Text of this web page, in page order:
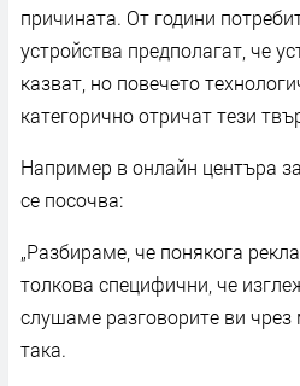
причината. От години
устройства предполагат, че
казват, но повечето
категорично отричат тези
Например в онлайн центъра
се посочва:
„Разбираме, че понякога
толкова специфични, че
слушаме разговорите ви
така.